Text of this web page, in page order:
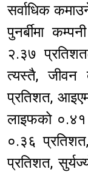
सर्वाधिक
पुनर्बीमा
२.३७
त्यस्तै, जीवन
प्रतिशत,
लाइफको ०.४१
०.३६
प्रतिशत,